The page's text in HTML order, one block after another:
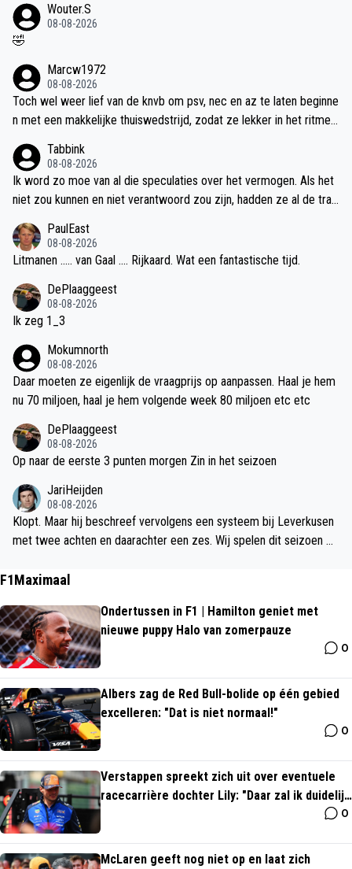
gaven. Hier zat het probleem. Omdat de uitgaven (salaris + afschrij
vingen) te hoog waren draaide je structureel verlies, zeker wanne
n verkocht werd. Ajax kan wel 2/3 jaar een flink verlies lijden, maar
natuurlijk niet structureel want dan heb je ook echt geen geld mee
r om iets te kopen.
Wouter.S
08-08-2026
🤣
Marcw1972
08-08-2026
Toch wel weer lief van de knvb om psv, nec en az te laten beginne
n met een makkelijke thuiswedstrijd, zodat ze lekker in het ritme k
Tabbink
08-08-2026
Ik word zo moe van al die speculaties over het vermogen. Als het
niet zou kunnen en niet verantwoord zou zijn, hadden ze al de tran
PaulEast
08-08-2026
Litmanen ..... van Gaal .... Rijkaard. Wat een fantastische tijd.
DePlaaggeest
08-08-2026
Ik zeg 1_3
Mokumnorth
08-08-2026
Daar moeten ze eigenlijk de vraagprijs op aanpassen. Haal je hem
nu 70 miljoen, haal je hem volgende week 80 miljoen etc etc
DePlaaggeest
08-08-2026
Op naar de eerste 3 punten morgen Zin in het seizoen
JariHeijden
08-08-2026
Klopt. Maar hij beschreef vervolgens een systeem bij Leverkusen
met twee achten en daarachter een zes. Wij spelen dit seizoen m
n, hij zal succesvol zijn. Veel positiewisselingen.
F1Maximaal
Ondertussen in F1 | Hamilton geniet met
nieuwe puppy Halo van zomerpauze
0
Albers zag de Red Bull-bolide op één gebied
excelleren: "Dat is niet normaal!"
0
Verstappen spreekt zich uit over eventuele
racecarrière dochter Lily: "Daar zal ik duidelijk
0
McLaren geeft nog niet op en laat zich